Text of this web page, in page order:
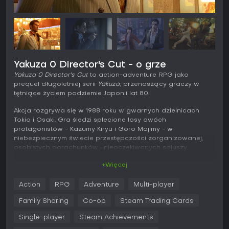
Yakuza 0 Director's Cut - o grze
Yakuza 0 Director's Cutto action-adventure RPG jako
prequel długoletniej serii
Yakuza, przenoszący graczy w
tętniące życiem podziemie Japonii lat 80.
Akcja rozgrywa się w 1988 roku w gwarnych dzielnicach
Tokio i Osaki. Gra śledzi splecione losy dwóch
protagonistów - Kazumy Kiryu i Goro Majimy - w
niebezpiecznym świecie przestępczości zorganizowanej,
osobistych porachunków i nieoczekiwanych sojuszy.
Ta edycja wzbogaca pierwotne doświadczenie dodatkową
intensywnej walki, fabuły opartej na postaciach oraz
+Więcej
Action RPG Adventure Multi-player
Family Sharing Co-op Steam Trading Cards
Single-player Steam Achievements